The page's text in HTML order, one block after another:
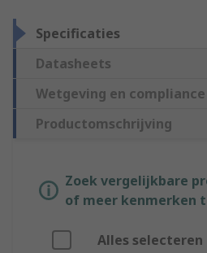
Specificaties
Datasheets
Wetgeving en compliance
Productomschrijving
Zoek vergelijkbare
of meer kenmerken
Alles selecteren